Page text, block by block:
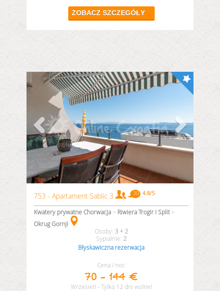
753 - Apartament Sablic 3
Kwatery prywatne Chorwacja > Riwiera Trogir i Split >
Okrug Gornji
3 + 2
2
Błyskawiczna rezerwacja
Cena / noc
70 - 144 €
Wrzesień - Tylko 12 dni wolne!